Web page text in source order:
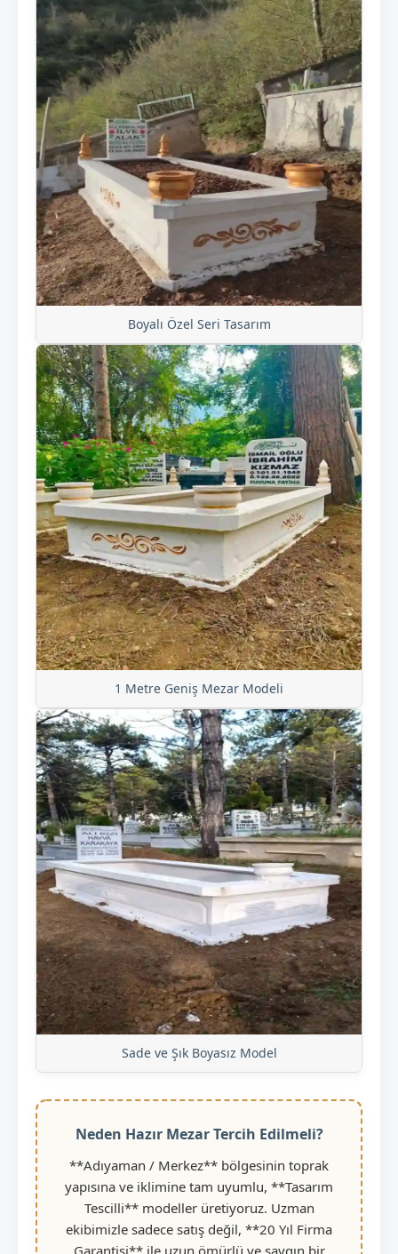
Boyalı Özel Seri Tasarım
1 Metre Geniş Mezar Modeli
Sade ve Şık Boyasız Model
Neden Hazır Mezar Tercih Edilmeli?
**Adıyaman / Merkez** bölgesinin toprak
yapısına ve iklimine tam uyumlu, **Tasarım
Tescilli** modeller üretiyoruz. Uzman
ekibimizle sadece satış değil, **20 Yıl Firma
Garantisi** ile uzun ömürlü ve saygın bir